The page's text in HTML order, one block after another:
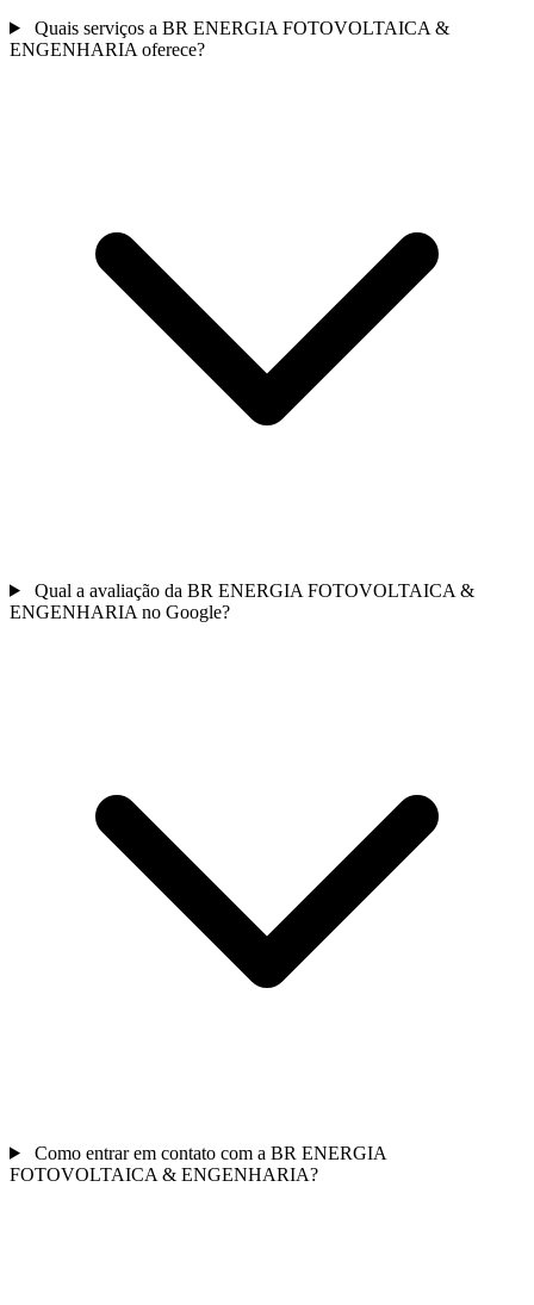
Quais serviços a BR ENERGIA FOTOVOLTAICA &
ENGENHARIA oferece?
Qual a avaliação da BR ENERGIA FOTOVOLTAICA &
ENGENHARIA no Google?
Como entrar em contato com a BR ENERGIA
FOTOVOLTAICA & ENGENHARIA?